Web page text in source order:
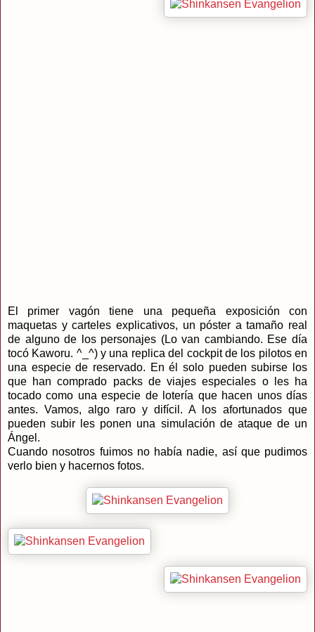
El primer vagón tiene una pequeña exposición con
maquetas y carteles explicativos, un póster a tamaño real
de alguno de los personajes (Lo van cambiando. Ese día
tocó Kaworu. ^_^) y una replica del cockpit de los pilotos en
una especie de reservado. En él solo pueden subirse los
que han comprado packs de viajes especiales o les ha
tocado como una especie de lotería que hacen unos días
antes. Vamos, algo raro y difícil. A los afortunados que
pueden subir les ponen una simulación de ataque de un
Ángel.
Cuando nosotros fuimos no había nadie, así que pudimos
verlo bien y hacernos fotos.